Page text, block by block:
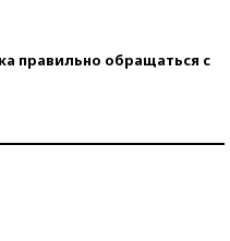
правильно обращаться с